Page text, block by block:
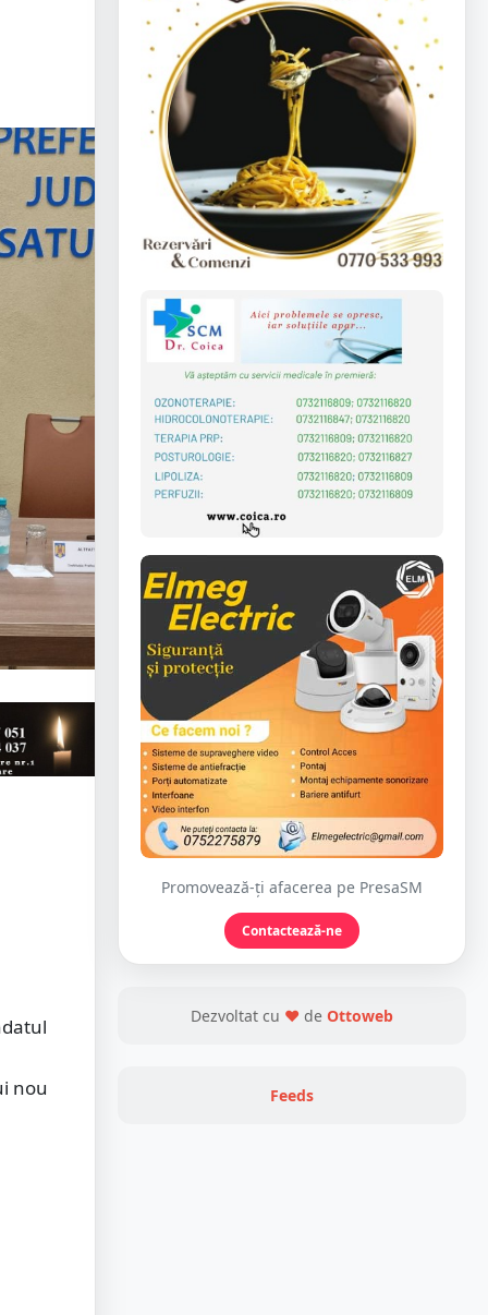
nou
Promovează-ți afacerea pe PresaSM
Contactează-ne
Dezvoltat cu ❤ de Ottoweb
Feeds